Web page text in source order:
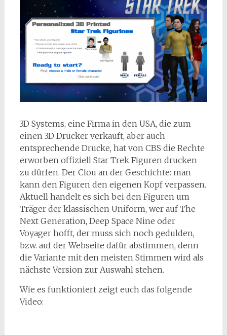
3D Systems, eine Firma in den USA, die zum
einen 3D Drucker verkauft, aber auch
entsprechende Drucke, hat von CBS die Rechte
erworben offiziell Star Trek Figuren drucken
zu dürfen. Der Clou an der Geschichte: man
kann den Figuren den eigenen Kopf verpassen.
Aktuell handelt es sich bei den Figuren um
Träger der klassischen Uniform, wer auf The
Next Generation, Deep Space Nine oder
Voyager hofft, der muss sich noch gedulden,
bzw. auf der Webseite dafür abstimmen, denn
die Variante mit den meisten Stimmen wird als
nächste Version zur Auswahl stehen.
Wie es funktioniert zeigt euch das folgende
Video: